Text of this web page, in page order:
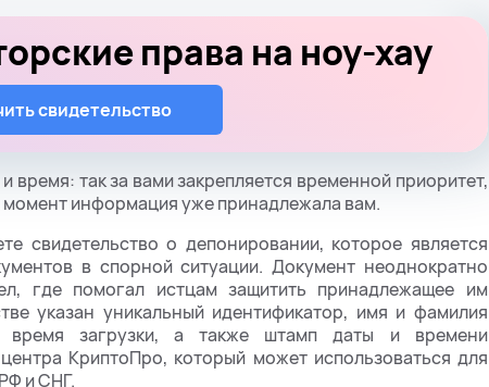
права на ноу-хау
свидетельство
время: так за вами закрепляется временной приоритет,
информация уже принадлежала вам.
свидетельство о депонировании, которое является
в спорной ситуации. Документ неоднократно
где помогал истцам защитить принадлежащее им
указан уникальный идентификатор, имя и фамилия
время загрузки, а также штамп даты и времени
КриптоПро, который может использоваться для
и СНГ.